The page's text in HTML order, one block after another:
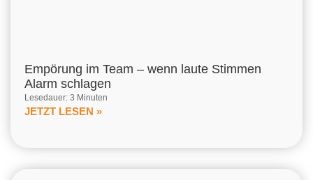
Empörung im Team – wenn laute Stimmen
Alarm schlagen
Lesedauer: 3 Minuten
JETZT LESEN »